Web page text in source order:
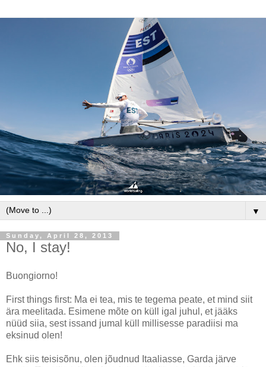
▼
Sunday, April 28, 2013
No, I stay!
Buongiorno!
First things first: Ma ei tea, mis te tegema peate, et mind siit
ära meelitada. Esimene mõte on küll igal juhul, et jääks
nüüd siia, sest issand jumal küll millisesse paradiisi ma
eksinud olen!
Ehk siis teisisõnu, olen jõudnud Itaaliasse, Garda järve